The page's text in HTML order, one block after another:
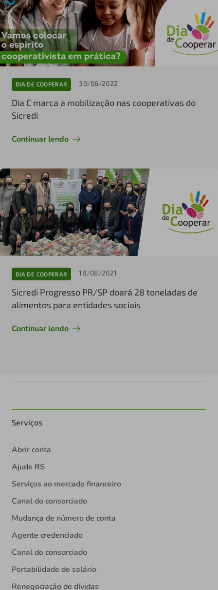
DIA DE COOPERAR 30/06/2022
Dia C marca a mobilização nas cooperativas do
Sicredi
Continuar lendo
DIA DE COOPERAR 18/08/2021
Sicredi Progresso PR/SP doará 28 toneladas de
alimentos para entidades sociais
Continuar lendo
Serviços
Abrir conta
Ajude RS
Serviços ao mercado financeiro
Canal do consorciado
Mudança de número de conta
Agente credenciado
Canal do consorciado
Portabilidade de salário
Renegociação de dívidas